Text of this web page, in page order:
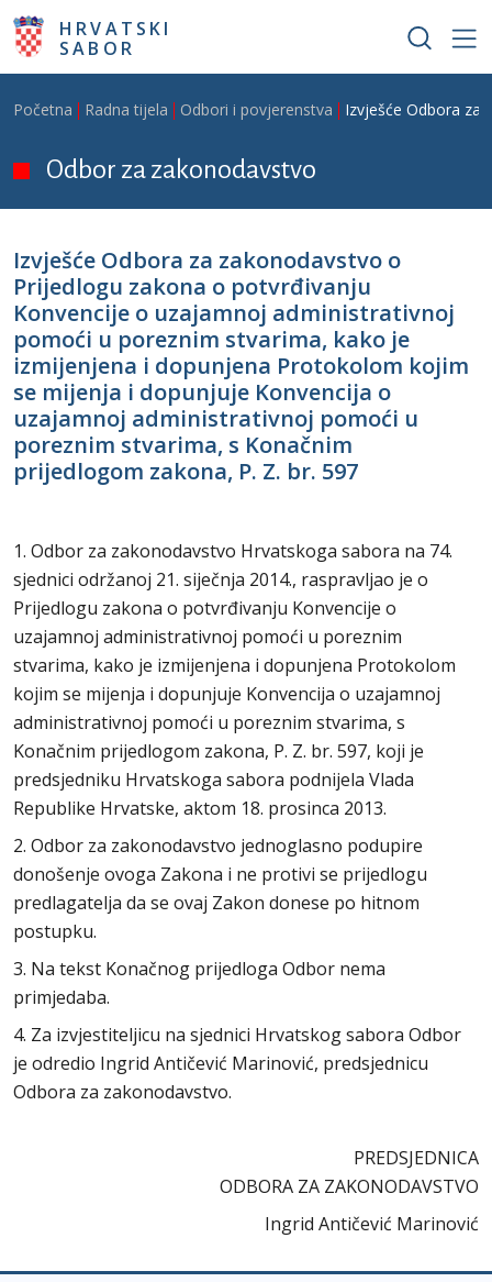
Skoči na glavni sadržaj
HRVATSKI
SABOR
Breadcrumb
Početna Radna tijela Odbori i povjerenstva Izvješće Odbora za
Odbor za zakonodavstvo
Izvješće Odbora za zakonodavstvo o
Prijedlogu zakona o potvrđivanju
Konvencije o uzajamnoj administrativnoj
pomoći u poreznim stvarima, kako je
izmijenjena i dopunjena Protokolom kojim
se mijenja i dopunjuje Konvencija o
uzajamnoj administrativnoj pomoći u
poreznim stvarima, s Konačnim
prijedlogom zakona, P. Z. br. 597
1. Odbor za zakonodavstvo Hrvatskoga sabora na 74.
sjednici održanoj 21. siječnja 2014., raspravljao je o
Prijedlogu zakona o potvrđivanju Konvencije o
uzajamnoj administrativnoj pomoći u poreznim
stvarima, kako je izmijenjena i dopunjena Protokolom
kojim se mijenja i dopunjuje Konvencija o uzajamnoj
administrativnoj pomoći u poreznim stvarima, s
Konačnim prijedlogom zakona, P. Z. br. 597, koji je
predsjedniku Hrvatskoga sabora podnijela Vlada
Republike Hrvatske, aktom 18. prosinca 2013.
2. Odbor za zakonodavstvo jednoglasno podupire
donošenje ovoga Zakona i ne protivi se prijedlogu
predlagatelja da se ovaj Zakon donese po hitnom
postupku.
3. Na tekst Konačnog prijedloga Odbor nema
primjedaba.
4. Za izvjestiteljicu na sjednici Hrvatskog sabora Odbor
je odredio Ingrid Antičević Marinović, predsjednicu
Odbora za zakonodavstvo.
PREDSJEDNICA
ODBORA ZA ZAKONODAVSTVO
Ingrid Antičević Marinović